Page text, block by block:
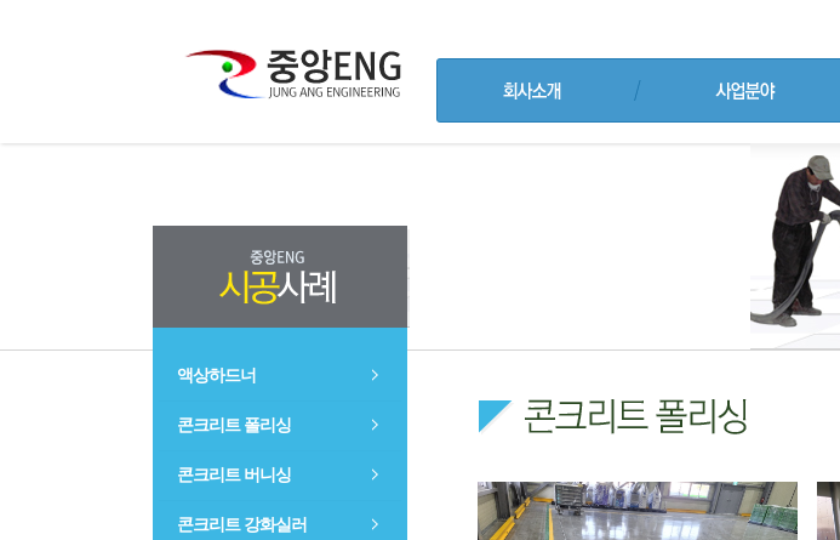
액상하드너
콘크리트 폴리싱
콘크리트 버니싱
콘크리트 강화실러